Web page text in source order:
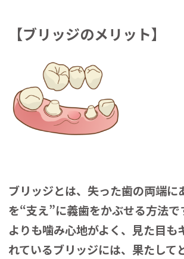
【ブリッジのメリット】
ブリッジとは、失った歯の両端に
を“支え”に義歯をかぶせる方法で
よりも噛み心地がよく、見た目も
れているブリッジには、果たして